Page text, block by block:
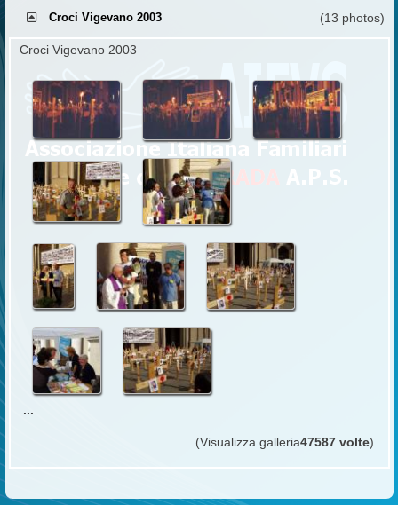
Croci Vigevano 2003 (13 photos)
Croci Vigevano 2003
...
(Visualizza galleria47587 volte)